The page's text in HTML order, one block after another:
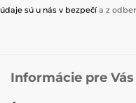
údaje sú u nás v bezpečí a z
Informácie pre Vás